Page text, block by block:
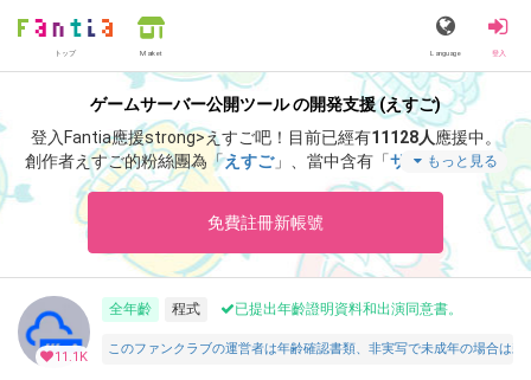
トップ Market Language 登入
ゲームサーバー公開ツール の開発支援 (えすご)
登入Fantia應援strong>えすご吧！ 目前已經有11128人 應援中。
創作者えすご的粉絲團為「えすご」、當中含有「サポート感謝！
アドレス固定化「なし」・月額プランの招待キーです。
」等非常
もっと見る
免費註冊新帳號
11.1K
全年齡 程式 已提出年齡證明資料和出演同意書。
このファンクラブの運営者は年齢確認書類、非実写で未成年の場合は